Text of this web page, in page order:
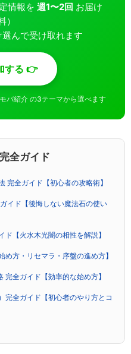
情報を 週1〜2回 お届け
）
んで受け取れます
する 👉
バ紹介 の3テーマから選べます
全ガイド
完全ガイド【初心者の攻略術】
イド【後悔しない魔法石の使い
【火水木光闇の相性を解説】
方・リセマラ・序盤の進め方】
全ガイド【効率的な始め方】
完全ガイド【初心者のやり方とコ